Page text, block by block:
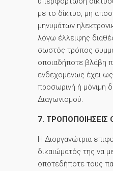
με το δίκτυο, μη
μηνυμάτων
λόγω έλλειψης
σωστός τρόπος
οποιαδήποτε βλάβη
ενδεχομένως έχει
προσωρινή ή μόνιμη
Διαγωνισμού.
7.
Η Διοργανώτρια
δικαιώματός της να
οποτεδήποτε τους